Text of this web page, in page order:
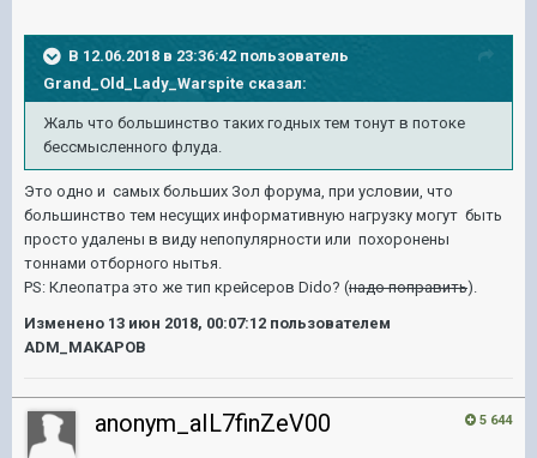
В 12.06.2018 в 23:36:42 пользователь
Grand_Old_Lady_Warspite сказал:
Жаль что большинство таких годных тем тонут в потоке
бессмысленного флуда.
Это одно и самых больших Зол форума, при условии, что
большинство тем несущих информативную нагрузку могут быть
просто удалены в виду непопулярности или похоронены
тоннами отборного нытья.
PS: Клеопатра это же тип крейсеров Dido? (надо поправить).
Изменено 13 июн 2018, 00:07:12 пользователем
ADM_MAKAPOB
5 644
anonym_aIL7finZeV00